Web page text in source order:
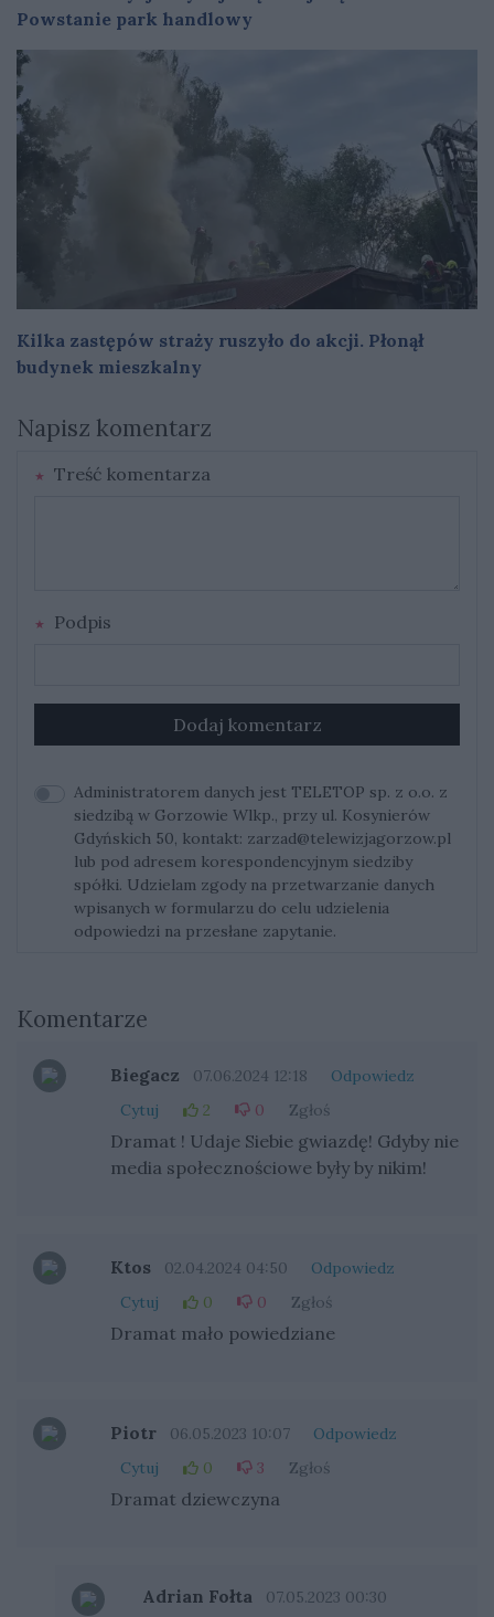
Powstanie park handlowy
Kilka zastępów straży ruszyło do akcji. Płonął
budynek mieszkalny
Napisz komentarz
Treść komentarza
Podpis
Dodaj komentarz
Administratorem danych jest TELETOP sp. z o.o. z
siedzibą w Gorzowie Wlkp., przy ul. Kosynierów
Gdyńskich 50, kontakt: zarzad@telewizjagorzow.pl
lub pod adresem korespondencyjnym siedziby
spółki. Udzielam zgody na przetwarzanie danych
wpisanych w formularzu do celu udzielenia
odpowiedzi na przesłane zapytanie.
Komentarze
Biegacz 07.06.2024 12:18
Odpowiedz
Cytuj
2 0 Zgłoś
Dramat ! Udaje Siebie gwiazdę! Gdyby nie
media społecznościowe były by nikim!
Ktos 02.04.2024 04:50
Odpowiedz
Cytuj
0 0 Zgłoś
Dramat mało powiedziane
Piotr 06.05.2023 10:07
Odpowiedz
Cytuj
0 3 Zgłoś
Dramat dziewczyna
Adrian Fołta
07.05.2023 00:30